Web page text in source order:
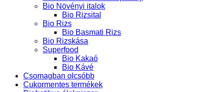
Bio Növényi italok
Bio Rizsital
Bio Rizs
Bio Basmati Rizs
Bio Rizskása
Superfood
Bio Kakaó
Bio Kávé
Csomagban olcsóbb
Cukormentes termékek